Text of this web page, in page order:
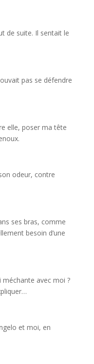
de suite. Il sentait le
pas se défendre
elle, poser ma tête
odeur, contre
ses bras, comme
besoin d’une
avec moi ?
et moi, en